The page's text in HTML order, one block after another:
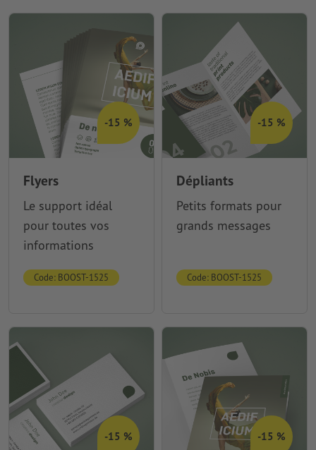
-15 %
Flyers
Le support idéal
pour toutes vos
informations
Code: BOOST-1525
-15 %
Dépliants
Petits formats pour
grands messages
Code: BOOST-1525
-15 % -15 %